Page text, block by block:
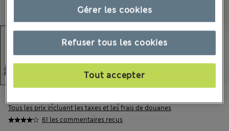
61 les commentaires reçus
Tous les prix incluent les taxes et les frais de douanes
Refuser tous les cookies
Tout accepter
Gérer les cookies